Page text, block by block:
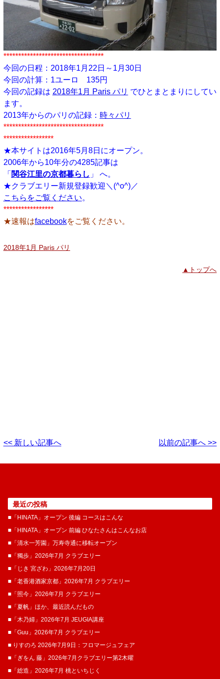
**********************************
今回の日程：2018年1月22日～1月30日
今回の計算：1ユーロ 135円
今回の記録は 2018年1月 Paris パリ でひとまとまりにしてい
ます。
2013年からのパリの記録： 時々パリ
**********************************
*****************
★本サイトは2016年5月8日にオープン。
2006年から10年分の4285記事は
「 関谷江里の京都暮らし 」 へ。
★クラブエリー新規登録歓迎＼(^o^)／
こちらをご覧ください。
*****************
★速報はfacebookをご覧ください。
2018年1月 Paris パリ
▲トップへ
<< 新しい記事へ 以前の記事へ >>
最近の投稿
■「HINATA」オープン 後編 コースはこんな
■「HINATA」オープン 前編 ひなたさんはこんなお店
■「清水一芳園」万寿寺通に移転オープン
■「獨歩」2026年7月 クラブエリー
■「じき 宮ざわ」2026年7月20日
■「老香港酒家京都」2026年7月 クラブエリー
■「照今」2026年7月 クラブエリー
■「夏帆」ほか、最近読んだもの
■「木乃婦」2026年7月 JEUGIA講座
■「Guu」2026年7月 クラブエリー
■ りすのろ 2026年7月9日：フロマージュフェア
■「ぎをん 藤」2026年7月クラブエリー第2木曜
■「総造」2026年7月 桃といちじく